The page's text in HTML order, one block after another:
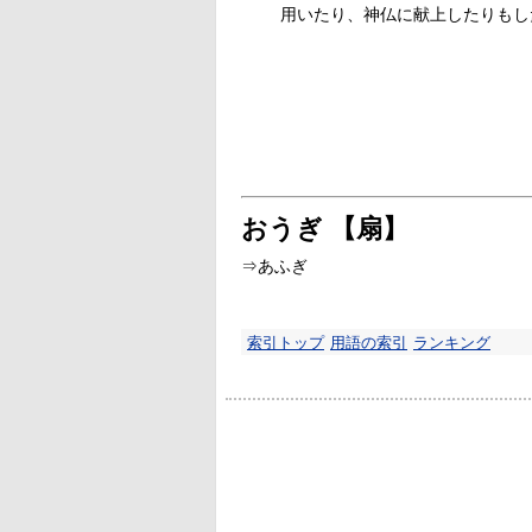
用いたり、神仏に献上したりもし
おうぎ 【扇】
⇒あふぎ
索引トップ 用語の索引 ランキング